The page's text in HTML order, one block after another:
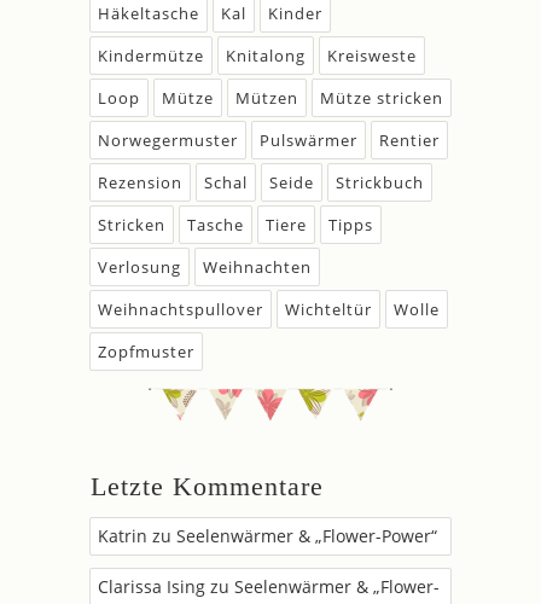
Häkeltasche
Kal
Kinder
Kindermütze
Knitalong
Kreisweste
Loop
Mütze Mützen
Mütze stricken
Norwegermuster
Pulswärmer
Rentier
Rezension
Schal Seide
Strickbuch
Stricken
Tasche Tiere
Tipps
Verlosung
Weihnachten
Weihnachtspullover
Wichteltür
Wolle
Zopfmuster
Letzte Kommentare
Katrin zu Seelenwärmer & „Flower-Power“
Clarissa Ising zu Seelenwärmer & „Flower-